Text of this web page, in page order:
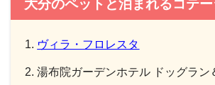
大分のペットと泊まれるコテー
ヴィラ・フロレスタ
湯布院ガーデンホテル ドッグラン